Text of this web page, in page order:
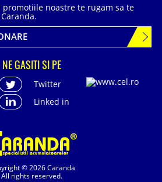
© 2026 Caranda
All rights reserved.
noastre te rugam sa te
NE GASITI SI PE
Twitter
Linked in